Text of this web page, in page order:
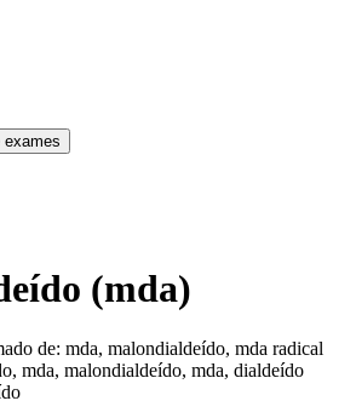
exames
(mda)
de: mda, malondialdeído, mda radical
mda, malondialdeído, mda, dialdeído